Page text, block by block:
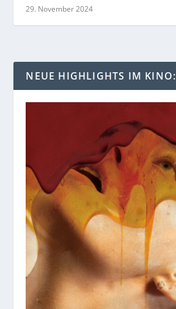
29. November 2024
NEUE HIGHLIGHTS IM KINO: